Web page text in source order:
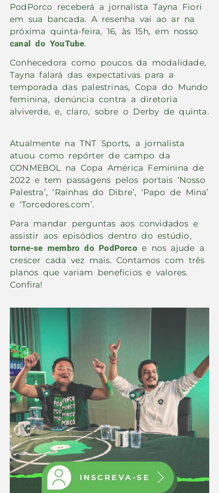
PodPorco receberá a jornalista Tayna Fiori
em sua bancada. A resenha vai ao ar na
próxima quinta-feira, 16, às 15h, em nosso
canal do YouTube.
Conhecedora como poucos da modalidade,
Tayna falará das expectativas para a
temporada das palestrinas, Copa do Mundo
feminina, denúncia contra a diretoria
alviverde, e, claro, sobre o Derby de quinta.
Atualmente na TNT Sports, a jornalista
atuou como repórter de campo da
CONMEBOL na Copa América Feminina de
2022 e tem passagens pelos portais ‘Nosso
Palestra’, ‘Rainhas do Dibre’, ‘Papo de Mina’
e ‘Torcedores.com’.
Para mandar perguntas aos convidados e
assistir aos episódios dentro do estúdio,
torne-se membro do PodPorco e nos ajude a
crescer cada vez mais. Contamos com três
planos que variam benefícios e valores.
Confira!